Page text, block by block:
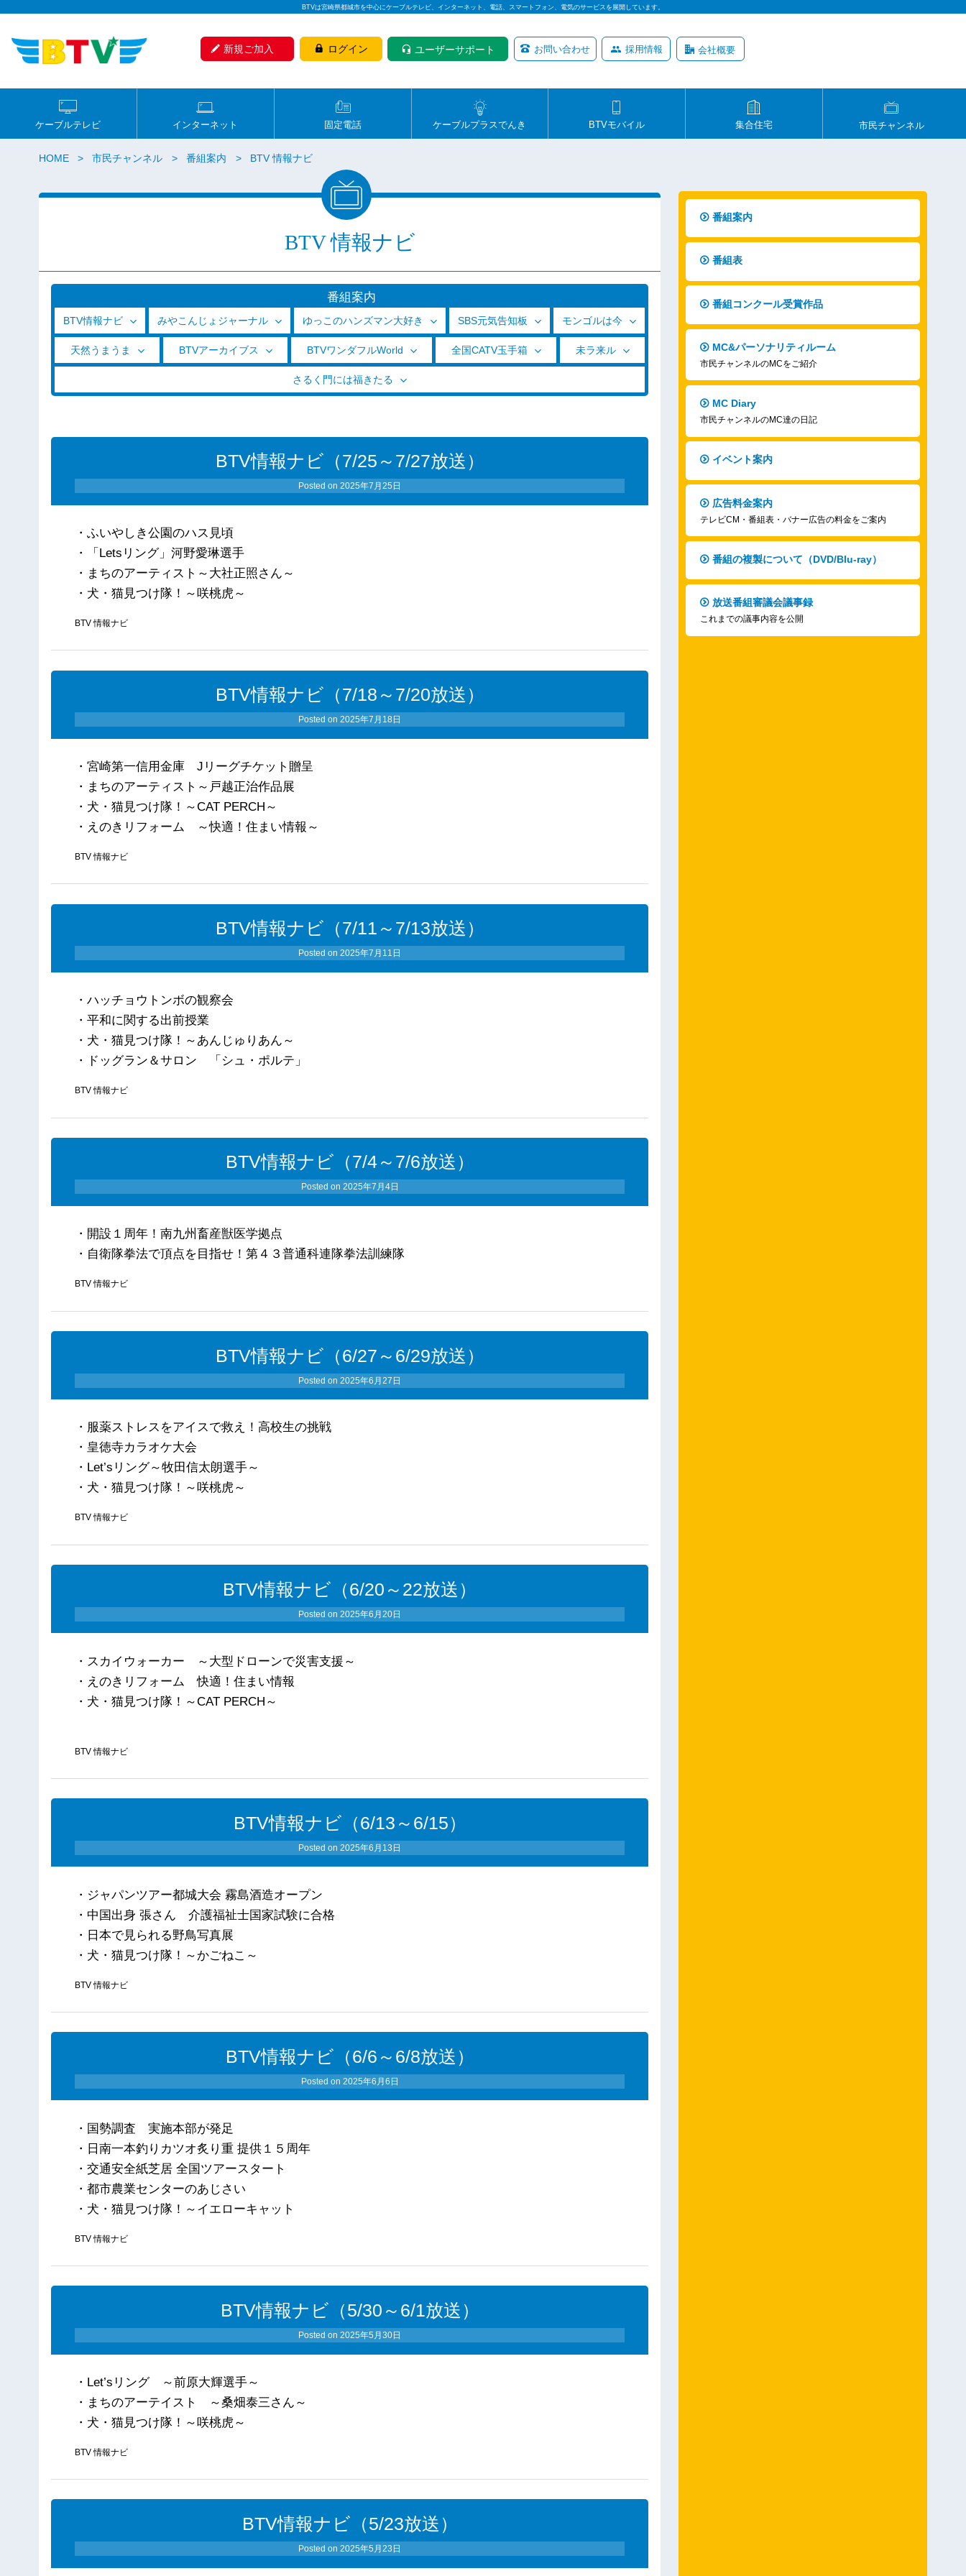
BTVは宮崎県都城市を中心にケーブルテレビ、インターネット、電話、スマートフォン、電気のサービスを展開しています。
新規ご加入 ログイン ユーザーサポート お問い合わせ 採用情報 会社概要
ケーブルテレビ インターネット 固定電話 ケーブルプラスでんき BTVモバイル 集合住宅 市民チャンネル
HOME 市民チャンネル 番組案内 BTV 情報ナビ
BTV 情報ナビ
番組案内
BTV情報ナビ みやこんじょジャーナル ゆっこのハンズマン大好き SBS元気告知板 モンゴルは今
天然うまうま BTVアーカイブス BTVワンダフルWorld 全国CATV玉手箱 未ラ来ル
さるく門には福きたる
BTV情報ナビ（7/25～7/27放送）
Posted on2025年7月25日
・ふいやしき公園のハス見頃
・「Letsリング」河野愛琳選手
・まちのアーティスト～大社正照さん～
・犬・猫見つけ隊！～咲桃虎～
BTV 情報ナビ
BTV情報ナビ（7/18～7/20放送）
Posted on2025年7月18日
・宮崎第一信用金庫 Jリーグチケット贈呈
・まちのアーティスト～戸越正治作品展
・犬・猫見つけ隊！～CAT PERCH～
・えのきリフォーム ～快適！住まい情報～
BTV 情報ナビ
BTV情報ナビ（7/11～7/13放送）
Posted on2025年7月11日
・ハッチョウトンボの観察会
・平和に関する出前授業
・犬・猫見つけ隊！～あんじゅりあん～
・ドッグラン＆サロン 「シュ・ポルテ」
BTV 情報ナビ
BTV情報ナビ（7/4～7/6放送）
Posted on 2025年7月4日
・開設１周年！南九州畜産獣医学拠点
・自衛隊拳法で頂点を目指せ！第４３普通科連隊拳法訓練隊
BTV 情報ナビ
BTV情報ナビ（6/27～6/29放送）
Posted on2025年6月27日
・服薬ストレスをアイスで救え！高校生の挑戦
・皇徳寺カラオケ大会
・Let’sリング～牧田信太朗選手～
・犬・猫見つけ隊！～咲桃虎～
BTV 情報ナビ
BTV情報ナビ（6/20～22放送）
Posted on2025年6月20日
・スカイウォーカー ～大型ドローンで災害支援～
・えのきリフォーム 快適！住まい情報
・犬・猫見つけ隊！～CAT PERCH～
BTV 情報ナビ
BTV情報ナビ（6/13～6/15）
Posted on2025年6月13日
・ジャパンツアー都城大会 霧島酒造オープン
・中国出身 張さん 介護福祉士国家試験に合格
・日本で見られる野鳥写真展
・犬・猫見つけ隊！～かごねこ～
BTV 情報ナビ
BTV情報ナビ（6/6～6/8放送）
Posted on 2025年6月6日
・国勢調査 実施本部が発足
・日南一本釣りカツオ炙り重 提供１５周年
・交通安全紙芝居 全国ツアースタート
・都市農業センターのあじさい
・犬・猫見つけ隊！～イエローキャット
BTV 情報ナビ
BTV情報ナビ（5/30～6/1放送）
Posted on2025年5月30日
・Let’sリング ～前原大輝選手～
・まちのアーテイスト ～桑畑泰三さん～
・犬・猫見つけ隊！～咲桃虎～
BTV 情報ナビ
BTV情報ナビ（5/23放送）
Posted on2025年5月23日
番組案内
番組表
番組コンクール受賞作品
MC&パーソナリティルーム
市民チャンネルのMCをご紹介
MC Diary
市民チャンネルのMC達の日記
イベント案内
広告料金案内
テレビCM・番組表・バナー広告の料金をご案内
番組の複製について（DVD/Blu-ray）
放送番組審議会議事録
これまでの議事内容を公開